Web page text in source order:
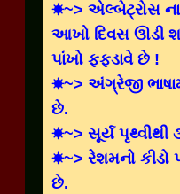
☀~> એલ્બેટ્રોસ
આખો દિવસ ઊડી
પાંખો ફફડાવે છે !
☀~> અંગ્રેજી
છે.
☀~> સૂર્ય પૃથ્વીથી
☀~> રેશમનો કીડો
છે.